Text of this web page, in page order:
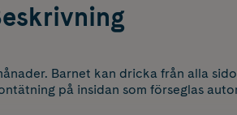
Barnet kan dricka från alla
på insidan som förseglas